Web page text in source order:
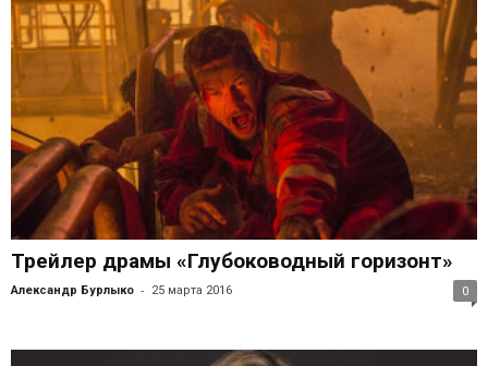
Трейлер драмы «Глубоководный горизонт»
Александр Бурлыко - 25 марта 2016 0